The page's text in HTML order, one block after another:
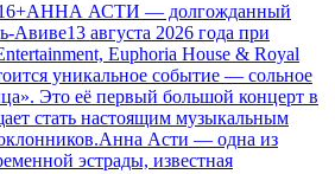
16+АННА АСТИ — долгожданный
Авиве13 августа 2026 года при
Euphoria House & Royal
уникальное событие — сольное
Это её первый большой концерт в
стать настоящим музыкальным
Асти — одна из
эстрады, известная